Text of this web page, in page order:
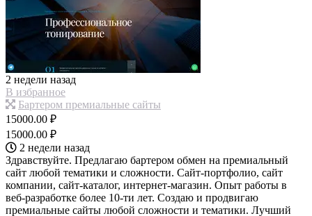
2 недели назад
В избранное
Бартером премиальные сайты
15000.00 ₽
15000.00 ₽
2 недели назад
Здравствуйте. Предлагаю бартером обмен на премиальный
сайт любой тематики и сложности. Сайт-портфолио, сайт
компании, сайт-каталог, интернет-магазин. Опыт работы в
веб-разработке более 10-ти лет. Создаю и продвигаю
премиальные сайты любой сложности и тематики. Лучший